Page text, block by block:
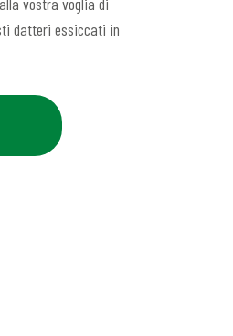
datteri essiccati in